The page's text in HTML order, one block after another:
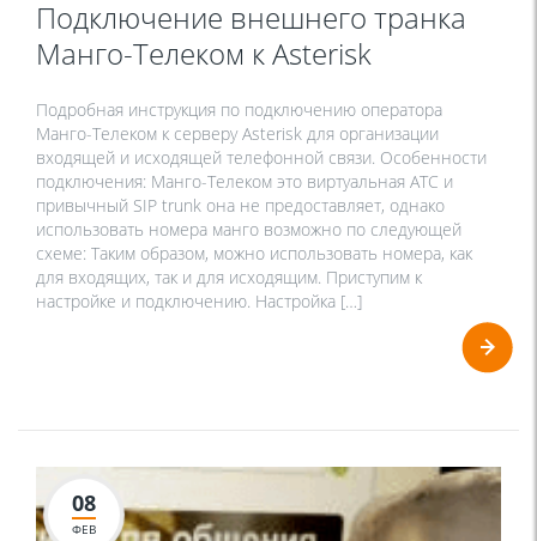
Подключение внешнего транка
Манго-Телеком к Asterisk
Подробная инструкция по подключению оператора
Манго-Телеком к серверу Asterisk для организации
входящей и исходящей телефонной связи. Особенности
подключения: Манго-Телеком это виртуальная АТС и
привычный SIP trunk она не предоставляет, однако
использовать номера манго возможно по следующей
схеме: Таким образом, можно использовать номера, как
для входящих, так и для исходящим. Приступим к
настройке и подключению. Настройка […]
08
ФЕВ